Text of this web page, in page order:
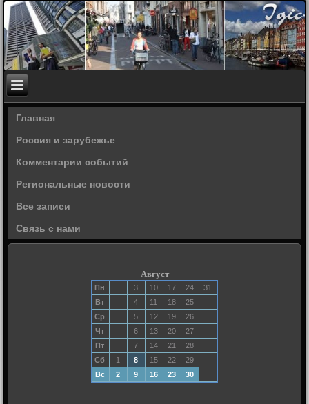
Главная
Россия и зарубежье
Комментарии событий
Региональные новости
Все записи
Связь с нами
Август
Пн 3 10 17 24
31
Вт
4 11 18
25
Ср
5 12 19
26
Чт
6 13 20
27
Пт
7 14 21
28
Сб
1 8 15 22
29
Вс
2 9 16 23 30